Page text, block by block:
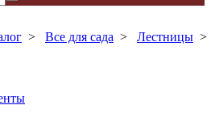
> Все для сада > Лестницы